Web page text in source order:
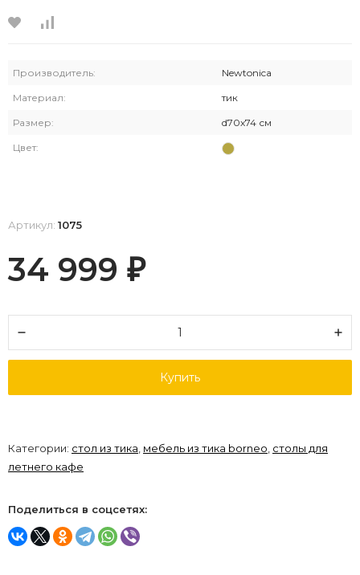
Производитель: Newtonica
Материал: тик
Размер: d70x74 см
Цвет:
Артикул: 1075
34 999 ₽
Купить
Категории: стол из тика, мебель из тика borneo, столы для
летнего кафе
Поделиться в соцсетях: